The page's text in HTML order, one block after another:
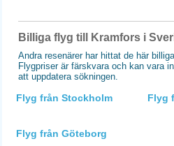
Billiga flyg till Kramfors i
Andra resenärer har hittat de här
Flygpriser är färskvara och kan vara
att uppdatera sökningen.
Flyg från Stockholm Flyg
Flyg från Göteborg